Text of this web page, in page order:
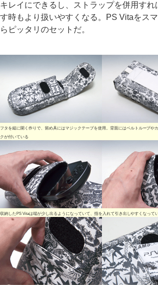
キレイにできるし、ストラップを併用すれ
す時もより扱いやすくなる。PS Vitaをス
らピッタリのセットだ。
フタを縦に開く作りで、留め具にはマジックテープを使用。背面にはベルトループや
クが付いている
収納したPS Vitaは端が少し出るようになっていて、指を入れて引き出しやすくなって